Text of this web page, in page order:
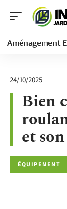
Aménagement
24/10/2025
Bien
et
ÉQUIPEMENT